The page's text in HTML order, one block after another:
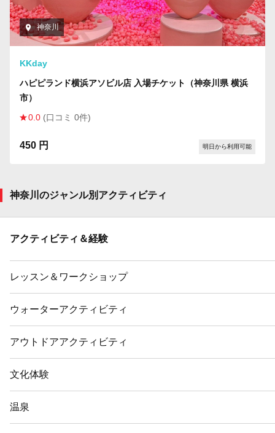
神奈川
KKday
ハピピランド横浜アソビル店 入場チケット（神奈川県 横浜
市）
0.0 (口コミ 0件)
450 円 明日から利用可能
神奈川のジャンル別アクティビティ
アクティビティ＆経験
レッスン＆ワークショップ
ウォーターアクティビティ
アウトドアアクティビティ
文化体験
温泉